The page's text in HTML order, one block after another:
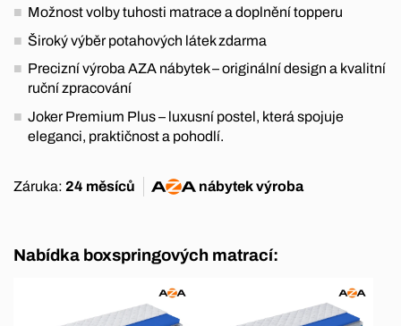
Možnost volby tuhosti matrace a doplnění topperu
Široký výběr potahových látek zdarma
Precizní výroba AZA nábytek – originální design a kvalitní
ruční zpracování
Joker Premium Plus – luxusní postel, která spojuje
eleganci, praktičnost a pohodlí.
Záruka: 24 měsíců nábytekvýroba
Nabídka boxspringových matrací: